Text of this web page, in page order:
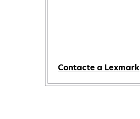
Contacte a Lexmark